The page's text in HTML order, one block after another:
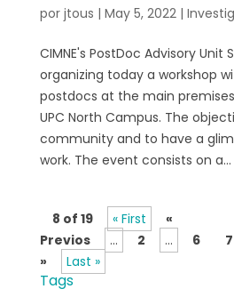
por jtous | May 5, 2022|
CIMNE's PostDoc Advisory Unit
organizing today a workshop
postdocs at the main
UPC North Campus. The
community and to have a
work. The event consists on a...
8 of 19 « First
«
Previos
... 2 ... 6 7
»
Last »
Tags